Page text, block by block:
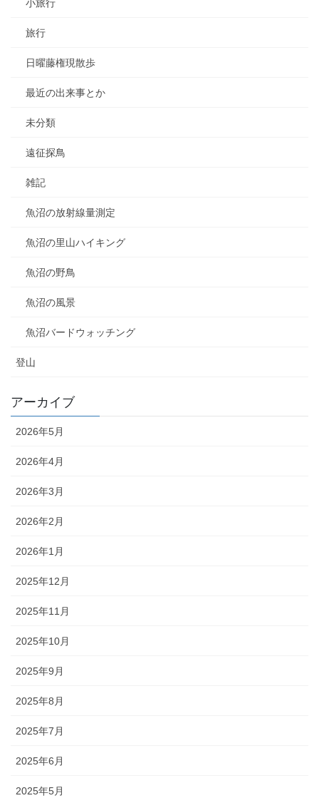
小旅行
旅行
日曜藤権現散歩
最近の出来事とか
未分類
遠征探鳥
雑記
魚沼の放射線量測定
魚沼の里山ハイキング
魚沼の野鳥
魚沼の風景
魚沼バードウォッチング
登山
アーカイブ
2026年5月
2026年4月
2026年3月
2026年2月
2026年1月
2025年12月
2025年11月
2025年10月
2025年9月
2025年8月
2025年7月
2025年6月
2025年5月